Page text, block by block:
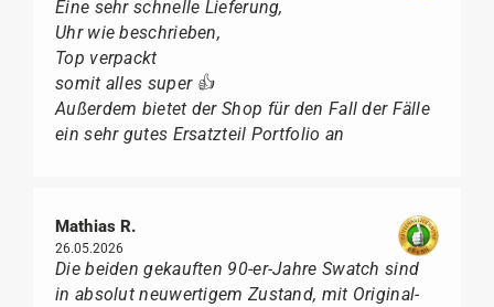
Eine sehr schnelle Lieferung,
Uhr wie beschrieben,
Top verpackt
somit alles super 👍
Außerdem bietet der Shop für den Fall der Fälle
ein sehr gutes Ersatzteil Portfolio an
Mathias R.
26.05.2026
Die beiden gekauften 90-er-Jahre Swatch sind
in absolut neuwertigem Zustand, mit Original-